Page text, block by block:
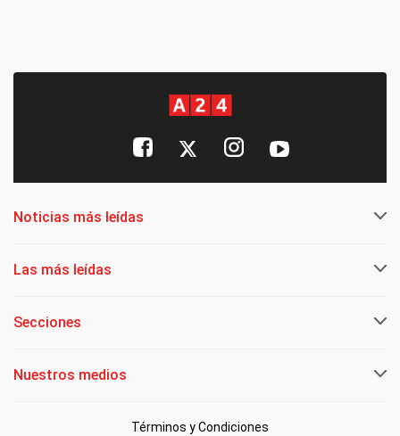
Noticias más leídas
Las más leídas
Secciones
Nuestros medios
Términos y Condiciones